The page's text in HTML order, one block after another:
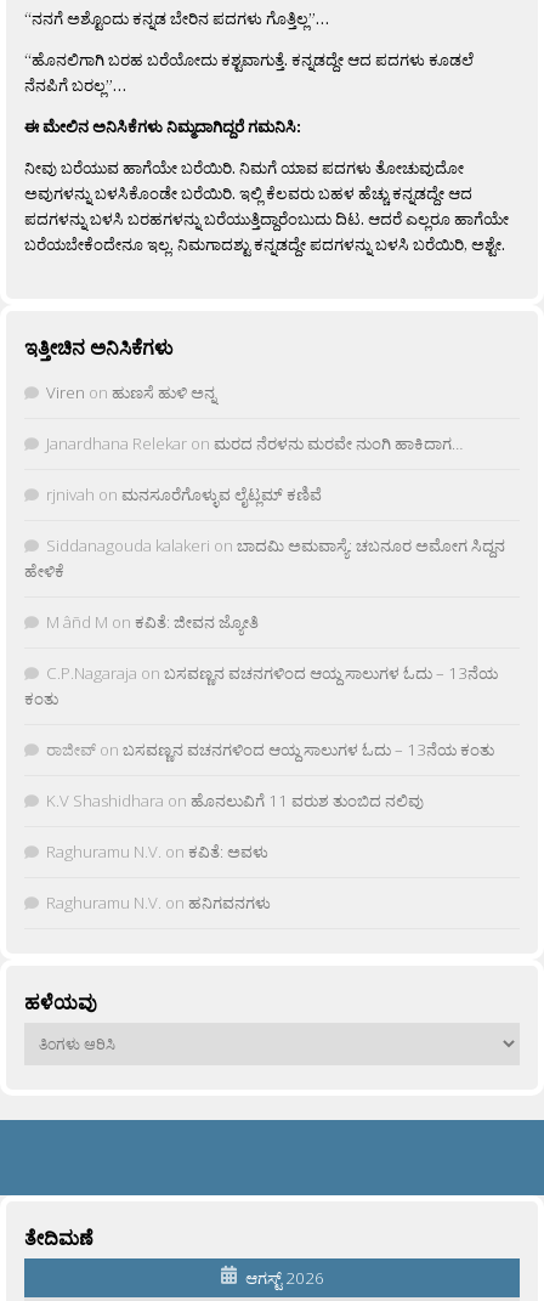
“ನನಗೆ ಅಶ್ಟೊಂದು ಕನ್ನಡ ಬೇರಿನ ಪದಗಳು ಗೊತ್ತಿಲ್ಲ”…
“ಹೊನಲಿಗಾಗಿ ಬರಹ ಬರೆಯೋದು ಕಶ್ಟವಾಗುತ್ತೆ. ಕನ್ನಡದ್ದೇ ಆದ ಪದಗಳು ಕೂಡಲೆ
ನೆನಪಿಗೆ ಬರಲ್ಲ”…
ಈ ಮೇಲಿನ ಅನಿಸಿಕೆಗಳು ನಿಮ್ಮದಾಗಿದ್ದರೆ ಗಮನಿಸಿ:
ನೀವು ಬರೆಯುವ ಹಾಗೆಯೇ ಬರೆಯಿರಿ. ನಿಮಗೆ ಯಾವ ಪದಗಳು ತೋಚುವುದೋ
ಅವುಗಳನ್ನು ಬಳಸಿಕೊಂಡೇ ಬರೆಯಿರಿ. ಇಲ್ಲಿ ಕೆಲವರು ಬಹಳ ಹೆಚ್ಚು ಕನ್ನಡದ್ದೇ ಆದ
ಪದಗಳನ್ನು ಬಳಸಿ ಬರಹಗಳನ್ನು ಬರೆಯುತ್ತಿದ್ದಾರೆಂಬುದು ದಿಟ. ಆದರೆ ಎಲ್ಲರೂ ಹಾಗೆಯೇ
ಬರೆಯಬೇಕೆಂದೇನೂ ಇಲ್ಲ. ನಿಮಗಾದಶ್ಟು ಕನ್ನಡದ್ದೇ ಪದಗಳನ್ನು ಬಳಸಿ ಬರೆಯಿರಿ, ಅಶ್ಟೇ.
ಇತ್ತೀಚಿನ ಅನಿಸಿಕೆಗಳು
Viren on ಹುಣಸೆ ಹುಳಿ ಅನ್ನ
Janardhana Relekar on ಮರದ ನೆರಳನು ಮರವೇ ನುಂಗಿ ಹಾಕಿದಾಗ…
rjnivah on ಮನಸೂರೆಗೊಳ್ಳುವ ಲೈಟ್ಲಮ್ ಕಣಿವೆ
Siddanagouda kalakeri on ಬಾದಮಿ ಅಮವಾಸ್ಯೆ: ಚಬನೂರ ಅಮೋಗ ಸಿದ್ದನ
ಹೇಳಿಕೆ
M âñd M on ಕವಿತೆ: ಜೀವನ ಜ್ಯೋತಿ
C.P.Nagaraja on ಬಸವಣ್ಣನ ವಚನಗಳಿಂದ ಆಯ್ದ ಸಾಲುಗಳ ಓದು – 13ನೆಯ
ಕಂತು
ರಾಜೀವ್ on ಬಸವಣ್ಣನ ವಚನಗಳಿಂದ ಆಯ್ದ ಸಾಲುಗಳ ಓದು – 13ನೆಯ ಕಂತು
K.V Shashidhara on ಹೊನಲುವಿಗೆ 11 ವರುಶ ತುಂಬಿದ ನಲಿವು
Raghuramu N.V. on ಕವಿತೆ: ಅವಳು
Raghuramu N.V. on ಹನಿಗವನಗಳು
ಹಳೆಯವು
ಹಳೆಯವು
ತೇದಿಮಣೆ
ಆಗಸ್ಟ್ 2026